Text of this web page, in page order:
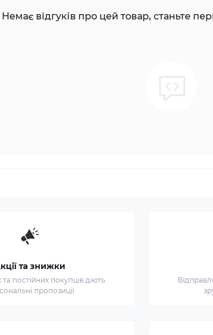
Немає відгуків про цей товар, станьте
та знижки
постійних покупців діють
пропозиції